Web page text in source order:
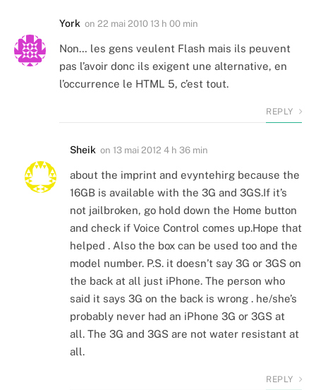
York on 22 mai 2010 13 h 00 min
Non… les gens veulent Flash mais ils peuvent
pas l’avoir donc ils exigent une alternative, en
l’occurrence le HTML 5, c’est tout.
REPLY
Sheik on 13 mai 2012 4 h 36 min
about the imprint and evyntehirg because the
16GB is available with the 3G and 3GS.If it’s
not jailbroken, go hold down the Home button
and check if Voice Control comes up.Hope that
helped . Also the box can be used too and the
model number. P.S. it doesn’t say 3G or 3GS on
the back at all just iPhone. The person who
said it says 3G on the back is wrong . he/she’s
probably never had an iPhone 3G or 3GS at
all. The 3G and 3GS are not water resistant at
all.
REPLY